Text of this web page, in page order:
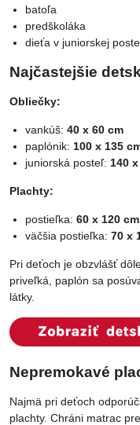
batoľa
predškoláka
dieťa v juniorskej
Najčastejšie
Obliečky:
vankúš: 40 x 60 cm
paplónik: 100 x 135
juniorská posteľ: 140
Plachty:
postieľka: 60 x 120 cm
väčšia postieľka: 70 x
Pri deťoch je obzvlášť
priveľká, paplón sa
látky.
Nepremokavé
Najmä pri deťoch
plachty. Chráni matrac